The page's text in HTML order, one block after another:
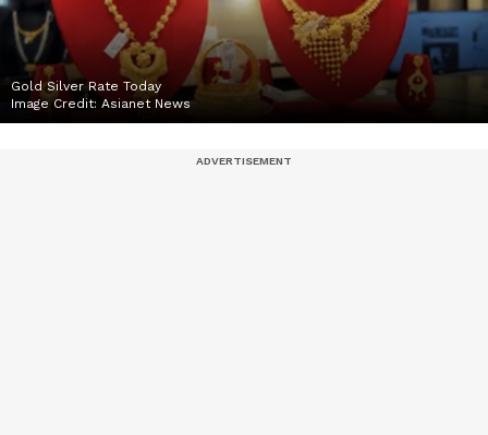
Gold Silver Rate Today
Image Credit: Asianet News